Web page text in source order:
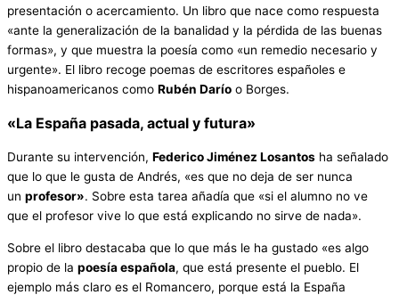
presentación o acercamiento. Un libro que nace como respuesta
«ante la generalización de la banalidad y la pérdida de las buenas
formas», y que muestra la poesía como «un remedio necesario y
urgente». El libro recoge poemas de escritores españoles e
hispanoamericanos como Rubén Darío o Borges.
«La España pasada, actual y futura»
Durante su intervención, Federico Jiménez Losantos ha señalado
que lo que le gusta de Andrés, «es que no deja de ser nunca
un profesor». Sobre esta tarea añadía que «si el alumno no ve
que el profesor vive lo que está explicando no sirve de nada».
Sobre el libro destacaba que lo que más le ha gustado «es algo
propio de la poesía española, que está presente el pueblo. El
ejemplo más claro es el Romancero, porque está la España